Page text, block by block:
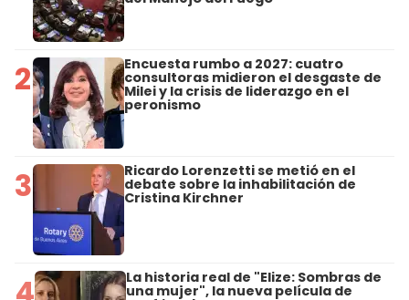
2 Encuesta rumbo a 2027: cuatro
consultoras midieron el desgaste de
Milei y la crisis de liderazgo en el
peronismo
3 Ricardo Lorenzetti se metió en el
debate sobre la inhabilitación de
Cristina Kirchner
La historia real de "Elize: Sombras de
una mujer", la nueva película de